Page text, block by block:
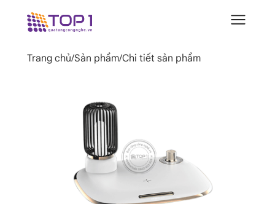
Trang chủ/Sản phẩm/Chi tiết sản phẩm